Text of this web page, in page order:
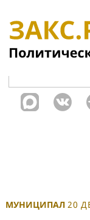
МУНИЦИПАЛ 20